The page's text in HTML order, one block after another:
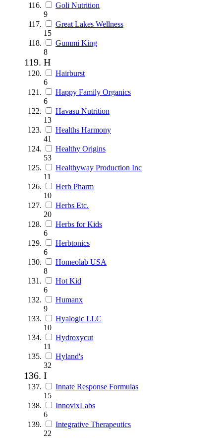
Goli Nutrition
9
Great Lakes Wellness
15
Gummi King
8
H
Hairburst
6
Happy Family Organics
6
Havasu Nutrition
13
Healths Harmony
41
Healthy Origins
53
Healthyway Production Inc
11
Herb Pharm
10
Herbs Etc.
20
Herbs for Kids
6
Herbtonics
6
Homeolab USA
8
Hot Kid
6
Humanx
9
Hyalogic LLC
10
Hydroxycut
11
Hyland's
32
I
Innate Response Formulas
15
InnovixLabs
6
Integrative Therapeutics
22